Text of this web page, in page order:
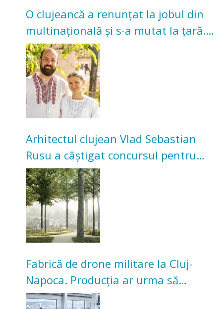
O clujeancă a renunțat la jobul din
multinațională și s-a mutat la țară.
Acum cultivă legume în grădina
bunicilor
Arhitectul clujean Vlad Sebastian
Rusu a câștigat concursul pentru
transformarea Grădinii Casei
Universitarilor
Fabrică de drone militare la Cluj-
Napoca. Producția ar urma să
înceapă în toamna acestui an